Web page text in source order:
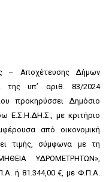
– Αποχέτευσης Δήμων
της υπ’ αριθ. 83/2024
προκηρύσσει Δημόσιο
Ε.Σ.Η.ΔΗ.Σ., με κριτήριο
από οικονομική
τιμής, σύμφωνα με τη
ΥΔΡΟΜΕΤΡΗΤΩΝ»,
ή 81.344,00 €, με Φ.Π.Α.